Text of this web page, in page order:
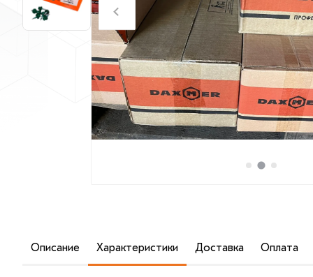
Описание Характеристики Доставка Оплата
Кровельный саморез зелёный 4,8х19 мм (RAL 6005) -